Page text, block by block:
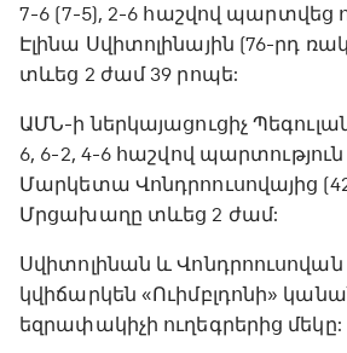
7-6 (7-5), 2-6 հաշվով պարտվեց
Էլինա Սվիտոլինային (76-րդ
տևեց 2 ժամ 39 րոպե:
ԱՄՆ-ի ներկայացուցիչ
6, 6-2, 4-6 հաշվով
Մարկետա Վոնդրոուսովայից
Մրցախաղը տևեց 2 ժամ:
Սվիտոլինան և Վոնդրոուսովան
կվիճարկեն «Ուիմբլդոնի»
եզրափակիչի ուղեգրերից մեկը: